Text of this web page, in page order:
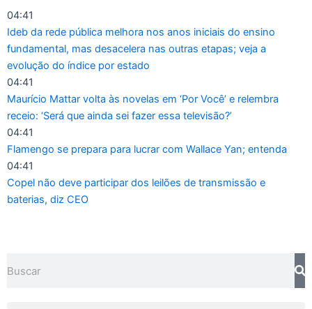
04:41
Ideb da rede pública melhora nos anos iniciais do ensino
fundamental, mas desacelera nas outras etapas; veja a
evolução do índice por estado
04:41
Maurício Mattar volta às novelas em ‘Por Você’ e relembra
receio: ‘Será que ainda sei fazer essa televisão?’
04:41
Flamengo se prepara para lucrar com Wallace Yan; entenda
04:41
Copel não deve participar dos leilões de transmissão e
baterias, diz CEO